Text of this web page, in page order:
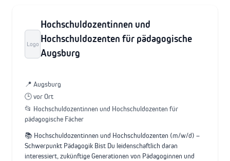
Logo
Hochschuldozentinnen und
Hochschuldozenten für pädagogische
Augsburg
📍 Augsburg
🕒 vor Ort
📂 Hochschuldozentinnen und Hochschuldozenten für
pädagogische Fächer
📚 Hochschuldozentinnen und Hochschuldozenten (m/w/d) –
Schwerpunkt Pädagogik Bist Du leidenschaftlich daran
interessiert, zukünftige Generationen von Pädagoginnen und